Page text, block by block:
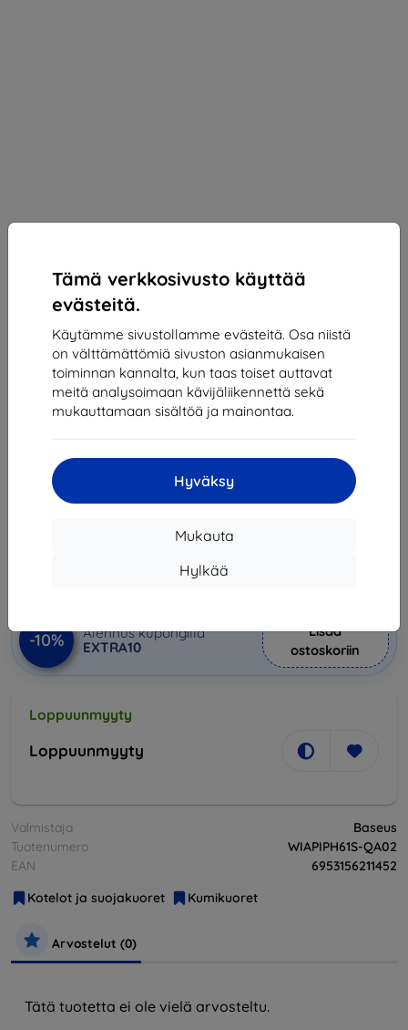
Tämä verkkosivusto käyttää
evästeitä.
Käytämme sivustollamme evästeitä. Osa niistä
on välttämättömiä sivuston asianmukaisen
toiminnan kannalta, kun taas toiset auttavat
meitä analysoimaan kävijäliikennettä sekä
mukauttamaan sisältöä ja mainontaa.
Hyväksy
Mukauta
Hylkää
iPhone 11 6.1inch（2019）Transparent
-10%
Alennus kupongilla
EXTRA10
Lisää
ostoskoriin
Loppuunmyyty
Loppuunmyyty
Valmistaja
Baseus
Tuotenumero
WIAPIPH61S-QA02
EAN
6953156211452
Kotelot ja suojakuoret
Kumikuoret
Arvostelut (0)
Tätä tuotetta ei ole vielä arvosteltu.